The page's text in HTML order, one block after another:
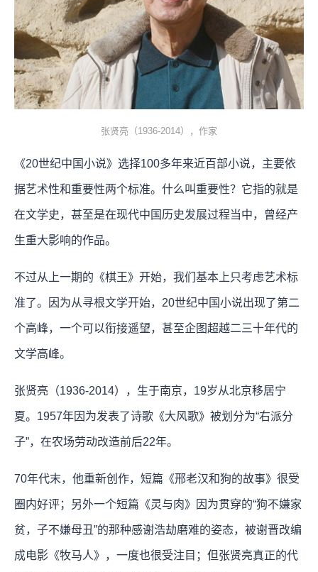
张贤亮（1936-2014），作家
《20世纪中国小说》选择100多年来近百部小说，主要依
据艺术性和重要性两个标准。什么叫重要性？它指的就是
在文学史，甚至是在现代中国历史发展过程当中，曾经产
生重大影响的作品。
不过从上一期的《棋王》开始，我们基本上只考虑艺术标
准了。因为从寻根文学开始，20世纪中国小说出现了第二
个高峰，一个可以衔接遥望，甚至企图超越二三十年代的
文学高峰。
张贤亮（1936-2014），生于南京，19岁从北京移居宁
夏。1957年因为发表了诗歌《大风歌》被划分为“右派分
子”，在农场劳动改造前后22年。
70年代末，他重新创作，短篇《邢老汉和狗的故事》很受
圈内好评；另外一个短篇《灵与肉》因为贯穿的“狗不嫌家
贫，子不嫌母丑”的那种感谢浩劫磨难的姿态，被谢晋改编
成电影《牧马人》，一度也很受注目；但张贤亮真正的代